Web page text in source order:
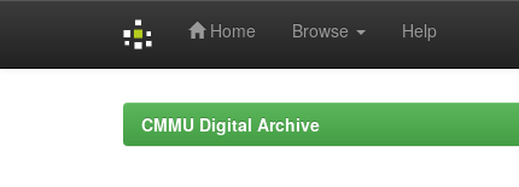
Home Browse Help
CMMU Digital Archive